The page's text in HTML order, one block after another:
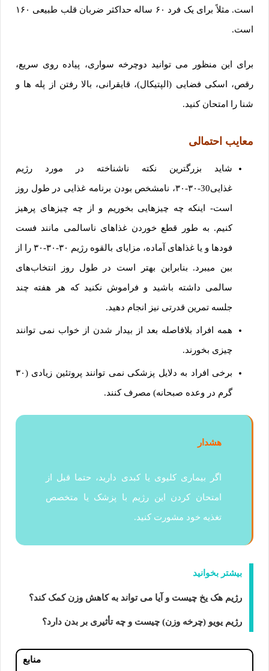
است. مثلاً برای یک فرد ۶۰ ساله حداکثر ضربان قلب طبیعی ۱۶۰
است.
برای این منظور می توانید دوچرخه سواری، پیاده روی سریع،
رقص، اسکی فضایی (الپتیکال)، قایقرانی، بالا رفتن از پله ها و
شنا را امتحان کنید.
معایب احتمالی
شاید بزرگترین نکته ناشناخته در مورد رژیم
غذایی30-۳۰-۳۰، نامشخص بودن برنامه غذایی در طول روز
است- اینکه چه چیزهایی بخوریم و از چه چیزهای پرهیز
کنیم. به طور قطع خوردن غذاهای ناسالمی مانند فست
فودها و یا غذاهای آماده، مزایای بالقوه رژیم ۳۰-۳۰-۳۰ را از
بین میبرد. بنابراین بهتر است در طول روز انتخاب‌های
سالمی داشته باشید و فراموش نکنید که هر هفته چند
جلسه تمرین قدرتی نیز انجام دهید.
همه افراد بلافاصله بعد از بیدار شدن از خواب نمی توانند
چیزی بخورند.
برخی افراد به دلایل پزشکی نمی توانند پروتئین زیادی (۳۰
گرم در وعده صبحانه) مصرف کنند.
هشدار
اگر بیماری کلیوی یا کبدی دارید، حتما قبل از
امتحان کردن این رژیم با پزشک یا متخصص
تغذیه خود مشورت کنید.
بیشتر بخوانید
رژیم هک یخ چیست و آیا می تواند به کاهش وزن کمک کند؟
رژیم یویو (چرخه وزن) چیست و چه تأثیری بر بدن دارد؟
منابع